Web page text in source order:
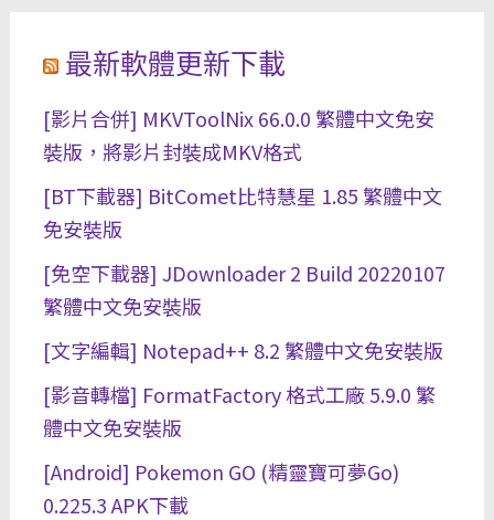
最新軟體更新下載
[影片合併] MKVToolNix 66.0.0 繁體中文免安
裝版，將影片封裝成MKV格式
[BT下載器] BitComet比特慧星 1.85 繁體中文
免安裝版
[免空下載器] JDownloader 2 Build 20220107
繁體中文免安裝版
[文字編輯] Notepad++ 8.2 繁體中文免安裝版
[影音轉檔] FormatFactory 格式工廠 5.9.0 繁
體中文免安裝版
[Android] Pokemon GO (精靈寶可夢Go)
0.225.3 APK下載